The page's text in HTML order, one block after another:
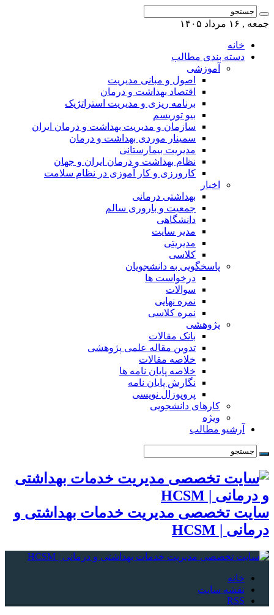
جمعه , ۱۶ مرداد ۱۴۰۵
خانه
دسته بندی مطالب
آموزشی
اصول و مبانی مدیریت
اقتصاد بهداشت و درمان
برنامه ریزی و مدیریت استراتژیک
بیو توریسم
سازمان و مدیریت بهداشت و درمان ایران
سمینار موردی بهداشت و درمان
مدیریت بیمارستانی
نظام بهداشت و درمان ایران و جهان
کارورزی و کار آموزی در نظام سلامت
اخبار
بهداشتی درمانی
جمعیت و باروری سالم
دانشگاهی
مدیر سایت
مدیریتی
کلاسی
پاسخگویی به دانشجویان
درخواست ها
سوالات
نمره نهایی
نمره کلاسی
پژوهشی
بانک مقالات
تدوین مقاله علمی پژوهشی
خلاصه مقالات
خلاصه پایان نامه ها
نگارش پایان نامه
پروپوزال نویسی
کارهای دانشجویی
ویژه
آرشیو مطالب
سایت تخصصی مدیریت خدمات بهداشتی و
درمانی | HCSM
خانه
نقشه سایت
RSS